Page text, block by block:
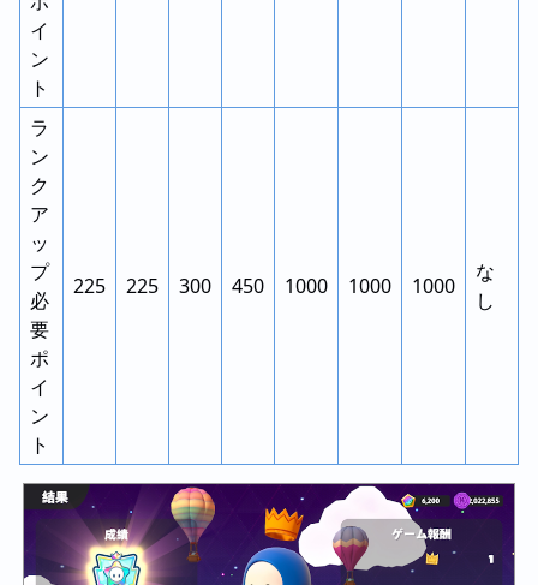
イ
ン
ト
ラ
ン
ク
ア
ッ
プ
必
要
ポ
イ
ン
ト
225 225 300 450 1000 1000 1000
な
し